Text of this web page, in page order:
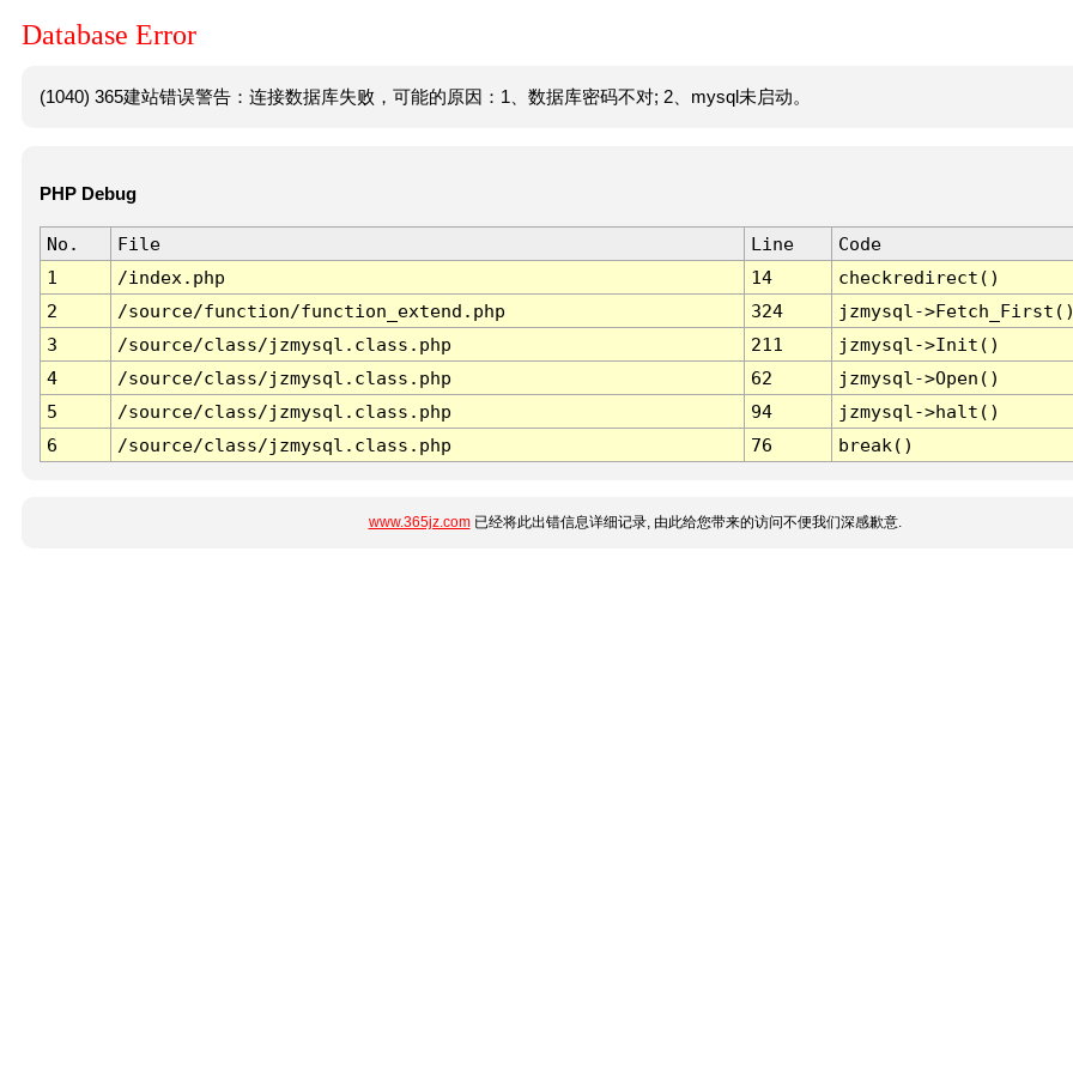
Database Error
(1040) 365建站错误警告：连接数据库失败，可能的原因：1、数据库密码不对; 2、mysql未启动。
PHP Debug
No. File Line
Code
1
/index.php 14
checkredirect()
2
/source/function/function_extend.php 324
jzmysql-
3
/source/class/jzmysql.class.php 211
jzmysql->Init()
4
/source/class/jzmysql.class.php 62
jzmysql->Open()
5
/source/class/jzmysql.class.php 94
jzmysql->halt()
6
/source/class/jzmysql.class.php 76 break()
www.365jz.com已经将此出错信息详细记录, 由此给您带来的访问不便我们深感歉意.